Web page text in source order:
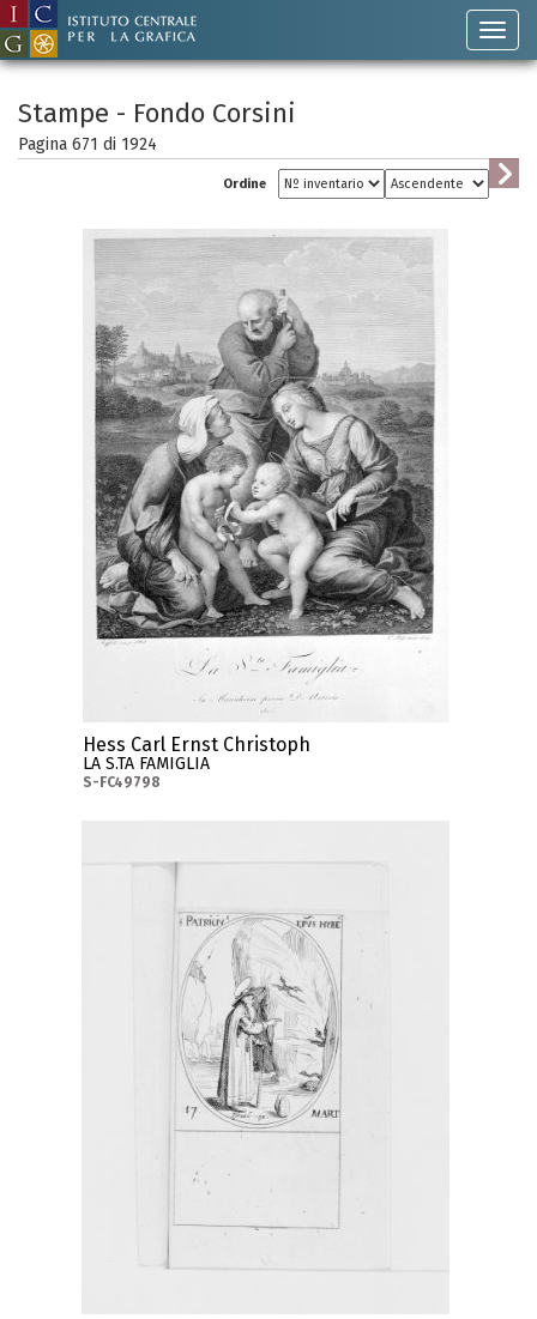
Stampe - Fondo Corsini
Pagina 671 di 1924
Ordine
Hess Carl Ernst Christoph
LA S.TA FAMIGLIA
S-FC49798